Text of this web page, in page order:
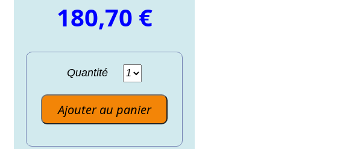
180,70 €
Quantité
Ajouter au panier